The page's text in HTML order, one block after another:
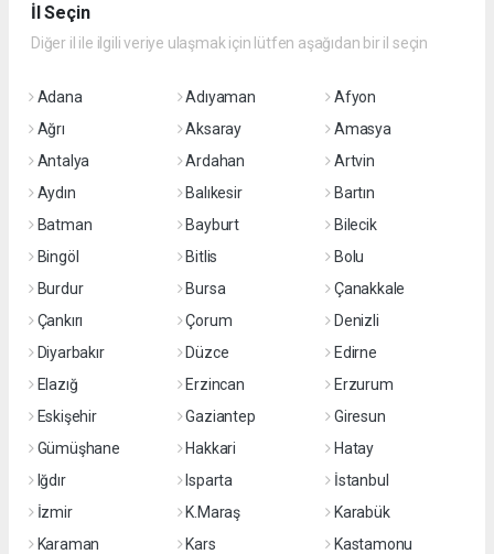
İl Seçin
Diğer il ile ilgili veriye ulaşmak için lütfen aşağıdan bir il seçin
Adana Adıyaman
Afyon
Ağrı
Aksaray
Amasya
Antalya
Ardahan
Artvin
Aydın
Balıkesir
Bartın
Batman
Bayburt
Bilecik
Bingöl
Bitlis
Bolu
Burdur
Bursa
Çanakkale
Çankırı
Çorum
Denizli
Diyarbakır
Düzce
Edirne
Elazığ
Erzincan
Erzurum
Eskişehir
Gaziantep
Giresun
Gümüşhane
Hakkari
Hatay
Iğdır
Isparta
İstanbul
İzmir
K.Maraş
Karabük
Karaman
Kars
Kastamonu